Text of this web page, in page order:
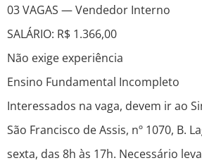
03 VAGAS — Vendedor Interno
SALÁRIO: R$ 1.366,00
Não exige experiência
Ensino Fundamental Incompleto
Interessados na vaga, devem ir ao
São Francisco de Assis, nº 1070, B.
sexta, das 8h às 17h. Necessário